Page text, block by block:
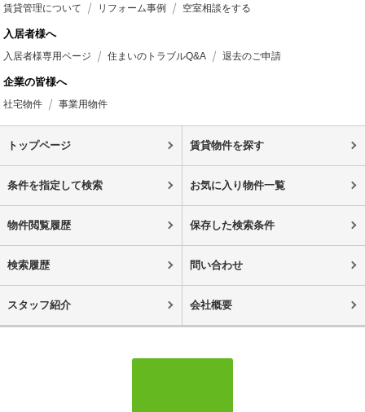
賃貸管理について リフォーム事例 空室相談をする
入居者様へ
入居者様専用ページ 住まいのトラブルQ&A 退去のご申請
企業の皆様へ
社宅物件 事業用物件
トップページ 賃貸物件を探す
条件を指定して検索 お気に入り物件一覧
物件閲覧履歴 保存した検索条件
検索履歴 問い合わせ
スタッフ紹介 会社概要